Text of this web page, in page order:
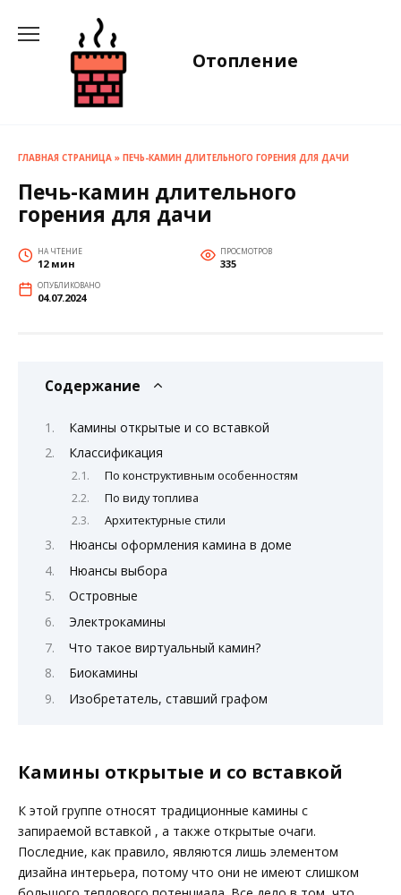
содержанию
Отопление
ГЛАВНАЯ СТРАНИЦА » ПЕЧЬ-КАМИН ДЛИТЕЛЬНОГО ГОРЕНИЯ ДЛЯ ДАЧИ
Печь-камин длительного
горения для дачи
НА ЧТЕНИЕ
12 мин
ПРОСМОТРОВ
335
ОПУБЛИКОВАНО
04.07.2024
Содержание
Камины открытые и со вставкой
Классификация
По конструктивным особенностям
По виду топлива
Архитектурные стили
Нюансы оформления камина в доме
Нюансы выбора
Островные
Электрокамины
Что такое виртуальный камин?
Биокамины
Изобретатель, ставший графом
Камины открытые и со вставкой
К этой группе относят традиционные камины с
запираемой вставкой , а также открытые очаги.
Последние, как правило, являются лишь элементом
дизайна интерьера, потому что они не имеют слишком